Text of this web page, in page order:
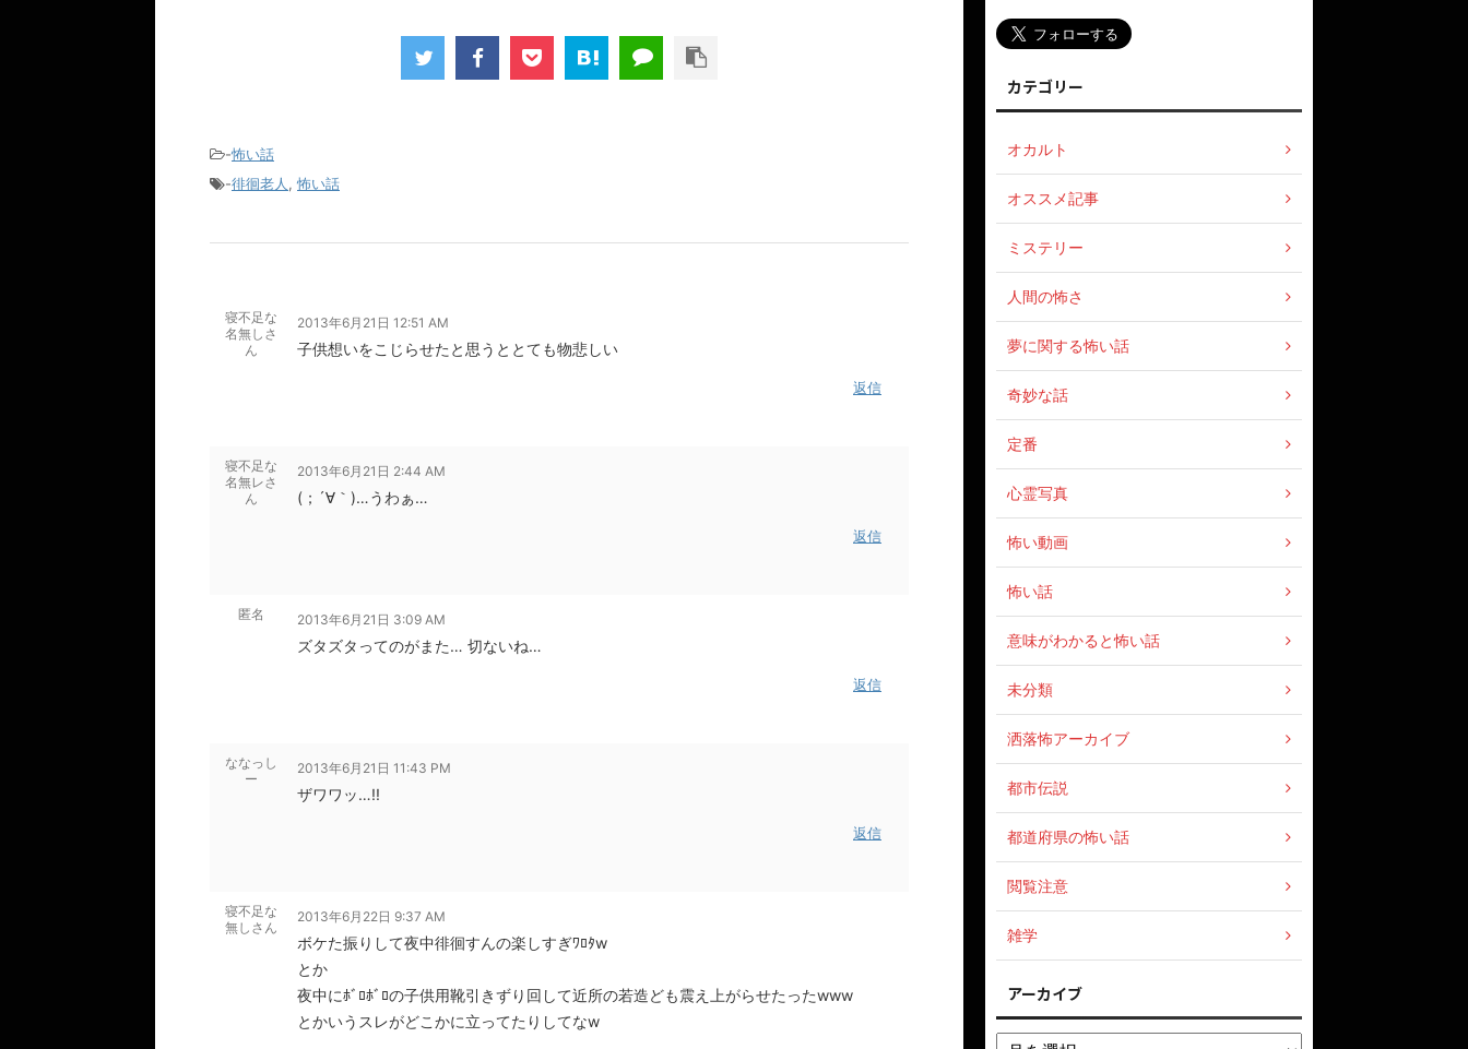
-怖い話
-徘徊老人 ,怖い話
寝不足な
名無しさ
ん
2013年6月21日 12:51 AM
子供想いをこじらせたと思うととても物悲しい
返信
寝不足な
名無レさ
ん
2013年6月21日 2:44 AM
(；´∀｀)…うわぁ…
返信
匿名 2013年6月21日 3:09 AM
ズタズタってのがまた… 切ないね…
返信
ななっし
ー
2013年6月21日 11:43 PM
ザワワッ…!!
返信
寝不足な
無しさん
2013年6月22日 9:37 AM
ボケた振りして夜中徘徊すんの楽しすぎﾜﾛﾀw
とか
夜中にﾎﾞﾛﾎﾞﾛの子供用靴引きずり回して近所の若造ども震え上がらせたったwww
とかいうスレがどこかに立ってたりしてなw
カテゴリー
オカルト
オススメ記事
ミステリー
人間の怖さ
夢に関する怖い話
奇妙な話
定番
心霊写真
怖い動画
怖い話
意味がわかると怖い話
未分類
洒落怖アーカイブ
都市伝説
都道府県の怖い話
閲覧注意
雑学
アーカイブ